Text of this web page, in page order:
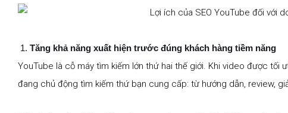
Tăng khả năng xuất hiện trước đúng khách hàng tiềm năng
YouTube là cỗ máy tìm kiếm lớn thứ hai thế giới. Khi video được tối
đang chủ động tìm kiếm thứ bạn cung cấp: từ hướng dẫn, review,